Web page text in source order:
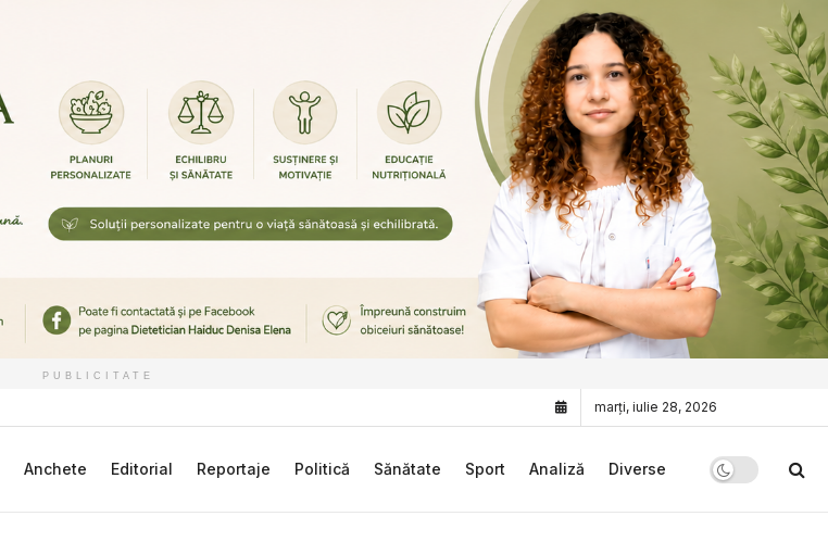
PUBLICITATE
marți, iulie 28, 2026
Anchete Editorial Reportaje Politică Sănătate Sport Analiză Diverse